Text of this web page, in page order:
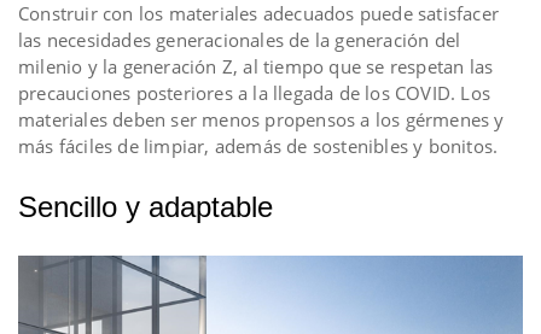
Construir con los materiales adecuados puede satisfacer
las necesidades generacionales de la generación del
milenio y la generación Z, al tiempo que se respetan las
precauciones posteriores a la llegada de los COVID. Los
materiales deben ser menos propensos a los gérmenes y
más fáciles de limpiar, además de sostenibles y bonitos.
Sencillo y adaptable